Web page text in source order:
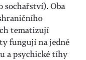
Oba
tematizují
fungují na jedné
a psychické tíhy